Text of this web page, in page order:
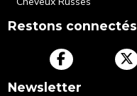
Restons connectés
Newsletter